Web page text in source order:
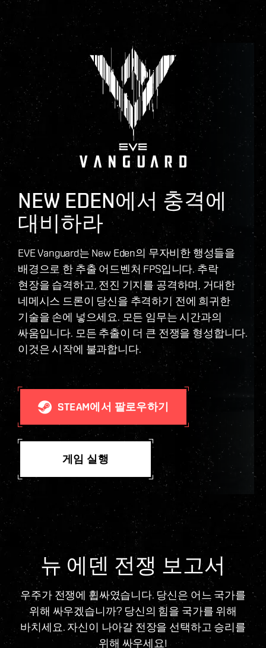
NEW EDEN에서 충격에
대비하라
EVE Vanguard는 New Eden의 무자비한 행성들을
배경으로 한 추출 어드벤처 FPS입니다. 추락
현장을 습격하고, 전진 기지를 공격하며, 거대한
네메시스 드론이 당신을 추격하기 전에 희귀한
기술을 손에 넣으세요. 모든 임무는 시간과의
싸움입니다. 모든 추출이 더 큰 전쟁을 형성합니다.
이것은 시작에 불과합니다.
STEAM에서 팔로우하기
게임 실행
뉴 에덴 전쟁 보고서
우주가 전쟁에 휩싸였습니다. 당신은 어느 국가를
위해 싸우겠습니까? 당신의 힘을 국가를 위해
바치세요. 자신이 나아갈 전장을 선택하고 승리를
위해 싸우세요!